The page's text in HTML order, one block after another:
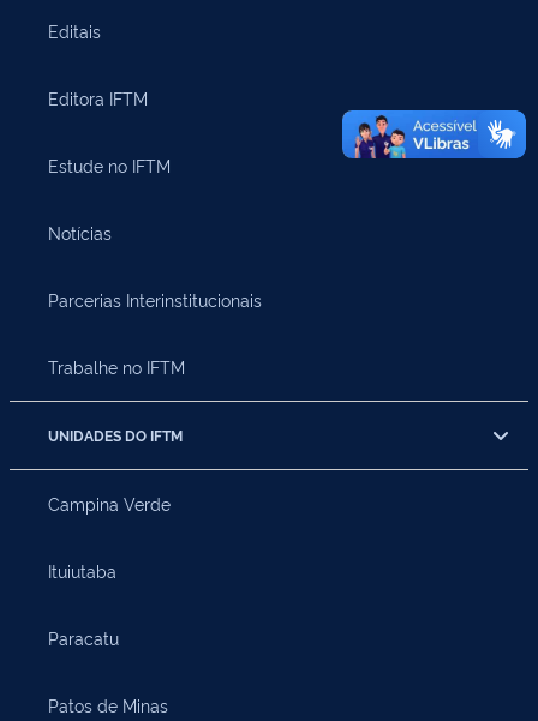
Editais
Editora IFTM
Estude no IFTM
Notícias
Parcerias Interinstitucionais
Trabalhe no IFTM
UNIDADES DO IFTM
Campina Verde
Ituiutaba
Paracatu
Patos de Minas